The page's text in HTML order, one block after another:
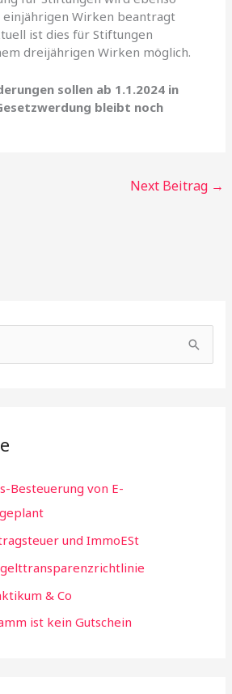
einjährigen Wirken beantragt
ist dies für Stiftungen
dreijährigen Wirken möglich.
sollen ab 1.1.2024 in
bleibt noch
Next Beitrag →
Besteuerung von E-
und ImmoESt
& Co
ist kein Gutschein